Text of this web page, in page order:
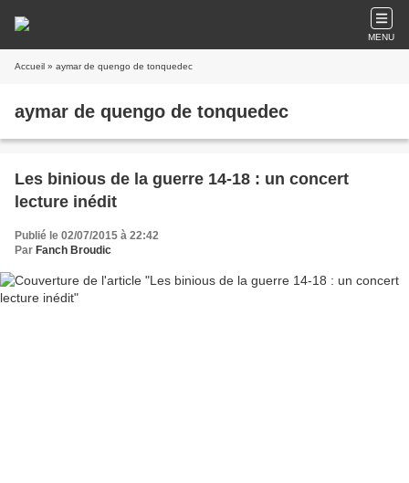
MENU
Accueil » aymar de quengo de tonquedec
aymar de quengo de tonquedec
Les binious de la guerre 14-18 : un concert
lecture inédit
Publié le 02/07/2015 à 22:42
Par Fanch Broudic